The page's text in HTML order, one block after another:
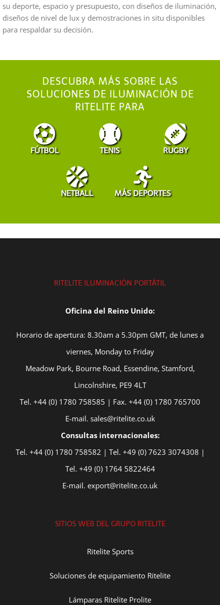
su deporte, espacio y presupuesto, con diseños de iluminación,
diseños de nivel de lux y demostraciones in situ disponibles
para respaldar su decisión.
DESCUBRA MÁS SOBRE LAS
SOLUCIONES DE ILUMINACIÓN DE
RITELITE PARA
FÚTBOL TENIS RUGBY
NETBALL MÁS DEPORTES
RITELITE ILUMINACIÓN PORTÁTIL
Oficina del Reino Unido:
Horario de apertura: 8.30am a 5.30pm GMT, de lunes a
viernes, Monday to Friday
Meadow Park, Bourne Road, Essendine, Stamford,
Lincolnshire, PE9 4LT
Tel. +44 (0) 1780 758585 | Fax. +44 (0) 1780 765700
E-mail. sales@ritelite.co.uk
Consultas internacionales:
Tel. +44 (0) 1780 758582 | Tel. +49 (0) 7623 3074308 |
Tel. +49 (0) 1764 5822464
E-mail. export@ritelite.co.uk
SITIOS WEB DEL GRUPO RITELITE
Ritelite Sports
Soluciones de equipamiento Ritelite
Lámparas Ritelite Prolite